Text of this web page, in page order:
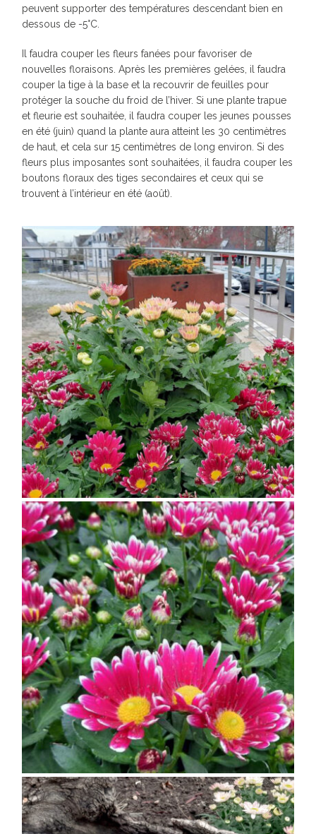
peuvent supporter des températures descendant bien en
dessous de -5°C.
Il faudra couper les fleurs fanées pour favoriser de
nouvelles floraisons. Après les premières gelées, il faudra
couper la tige à la base et la recouvrir de feuilles pour
protéger la souche du froid de l’hiver. Si une plante trapue
et fleurie est souhaitée, il faudra couper les jeunes pousses
en été (juin) quand la plante aura atteint les 30 centimètres
de haut, et cela sur 15 centimètres de long environ. Si des
fleurs plus imposantes sont souhaitées, il faudra couper les
boutons floraux des tiges secondaires et ceux qui se
trouvent à l’intérieur en été (août).